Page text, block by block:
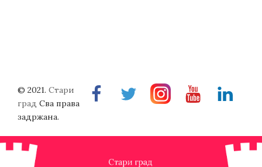
FacebookTwitterInstragramYoutubeLinkedin
© 2021. Стари
град Сва права
задржана.